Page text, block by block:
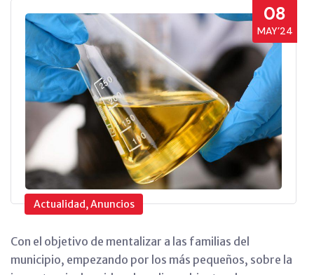
08
MAY’24
Actualidad, Anuncios
Con el objetivo de mentalizar a las familias del
municipio, empezando por los más pequeños, sobre la